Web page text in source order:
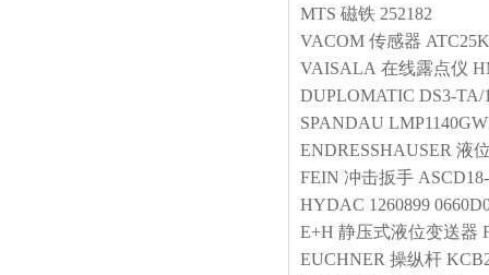
MTS 磁铁 252182
VACOM 传感器
VAISALA 在线露点仪
DUPLOMATIC DS3-TA/
SPANDAU
ENDRESSHAUSER 液
FEIN 冲击扳手
HYDAC 1260899
E+H 静压式液位变送器
EUCHNER 操纵杆